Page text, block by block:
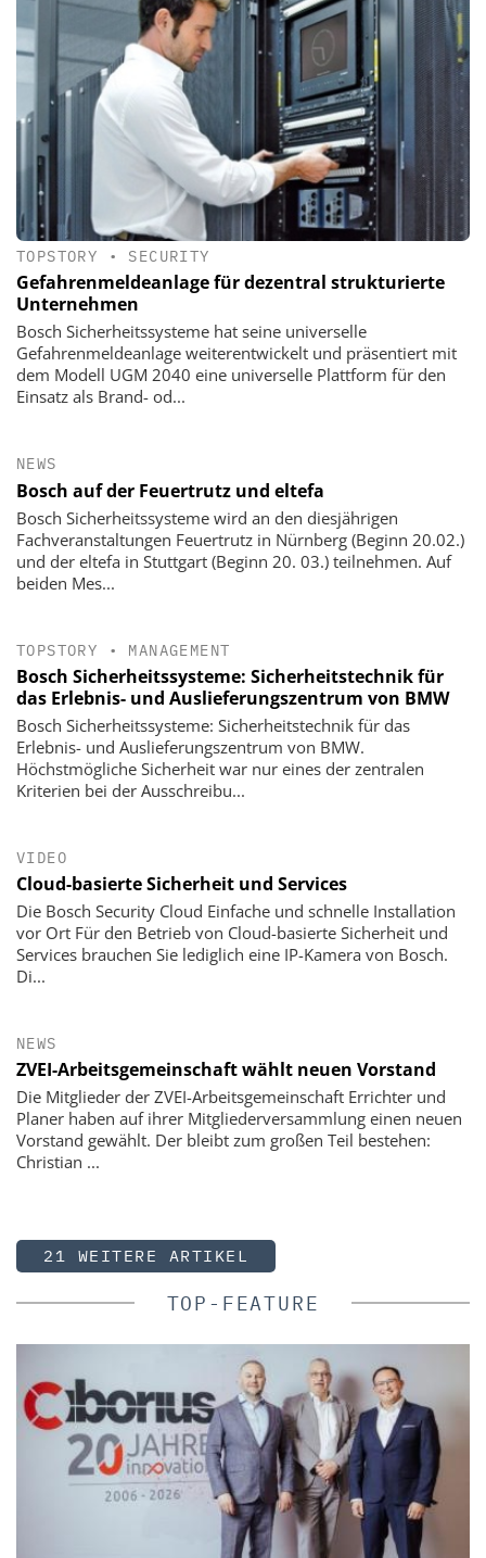
TOPSTORY • SECURITY
Gefahrenmeldeanlage für dezentral strukturierte
Unternehmen
Bosch Sicherheitssysteme hat seine universelle
Gefahrenmeldeanlage weiterentwickelt und präsentiert mit
dem Modell UGM 2040 eine universelle Plattform für den
Einsatz als Brand- od...
NEWS
Bosch auf der Feuertrutz und eltefa
Bosch Sicherheitssysteme wird an den diesjährigen
Fachveranstaltungen Feuertrutz in Nürnberg (Beginn 20.02.)
und der eltefa in Stuttgart (Beginn 20. 03.) teilnehmen. Auf
beiden Mes...
TOPSTORY • MANAGEMENT
Bosch Sicherheitssysteme: Sicherheitstechnik für
das Erlebnis- und Auslieferungszentrum von BMW
Bosch Sicherheitssysteme: Sicherheitstechnik für das
Erlebnis- und Auslieferungszentrum von BMW.
Höchstmögliche Sicherheit war nur eines der zentralen
Kriterien bei der Ausschreibu...
VIDEO
Cloud-basierte Sicherheit und Services
Die Bosch Security Cloud Einfache und schnelle Installation
vor Ort Für den Betrieb von Cloud-basierte Sicherheit und
Services brauchen Sie lediglich eine IP-Kamera von Bosch.
Di...
NEWS
ZVEI-Arbeitsgemeinschaft wählt neuen Vorstand
Die Mitglieder der ZVEI-Arbeitsgemeinschaft Errichter und
Planer haben auf ihrer Mitgliederversammlung einen neuen
Vorstand gewählt. Der bleibt zum großen Teil bestehen:
Christian ...
21 WEITERE ARTIKEL
TOP-FEATURE